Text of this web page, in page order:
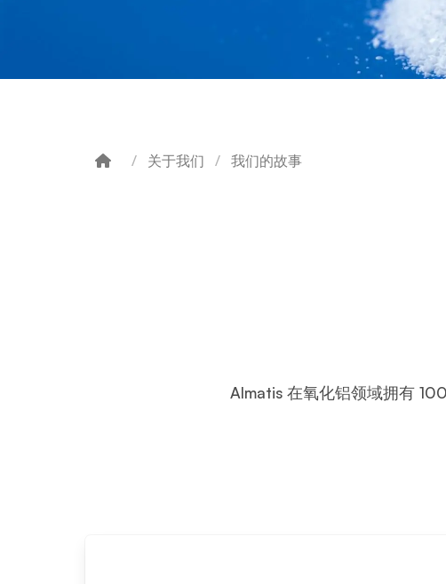
Breadcrumb
关于我们 我们的故事
Almatis 在氧化铝领域拥有